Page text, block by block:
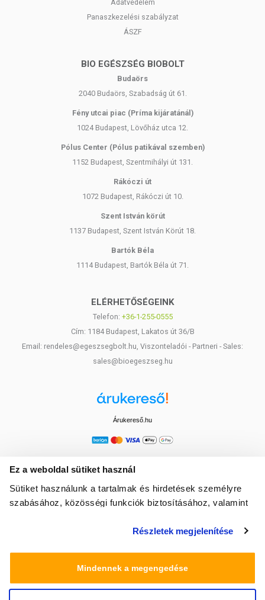
Ez a weboldal sütiket használ
Sütiket használunk a tartalmak és hirdetések személyre
szabásához, közösségi funkciók biztosításához, valamint
média-, hirdető- és elemező partnereinkkel megosztjuk az
amelyeket Ön adott meg számukra vagy az Ön által
használt más szolgáltatásokból gyűjtöttek.
Részletek megjelenítése
Mindennek a megengedése
Adatvédelem
Panaszkezelési szabályzat
ÁSZF
BIO EGÉSZSÉG BIOBOLT
Budaörs
2040 Budaörs, Szabadság út 61.
Fény utcai piac (Príma kijáratánál)
1024 Budapest, Lövőház utca 12.
Pólus Center (Pólus patikával szemben)
1152 Budapest, Szentmihályi út 131.
Rákóczi út
1072 Budapest, Rákóczi út 10.
Szent István körút
1137 Budapest, Szent István Körút 18.
Bartók Béla
1114 Budapest, Bartók Béla út 71.
ELÉRHETŐSÉGEINK
Telefon: +36-1-255-0555
Cím: 1184 Budapest, Lakatos út 36/B
Email: rendeles@egeszsegbolt.hu, Viszonteladói - Partneri - Sales:
sales@bioegeszseg.hu
Árukereső.hu